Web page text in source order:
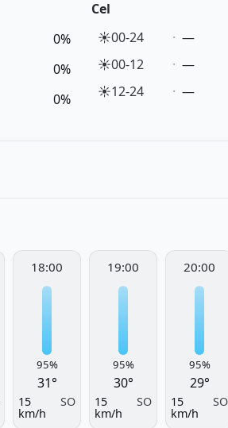
0%
0%
0%
Cel
☀️00-24
—
☀️00-12
—
☀️12-24 —
18:00
95%
31°
15
km/h
SO
19:00
95%
30°
15
km/h
SO
20:00
95%
29°
15
km/h
SO